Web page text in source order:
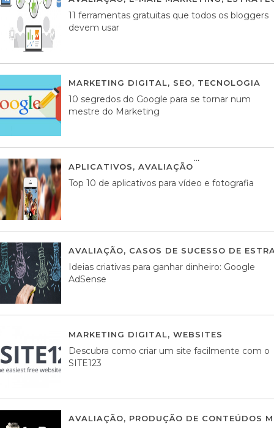
11 ferramentas gratuitas que todos os bloggers
devem usar
MARKETING DIGITAL, SEO, TECNOLOGIA
10 segredos do Google para se tornar num
mestre do Marketing
APLICATIVOS, AVALIAÇÃO
Top 10 de aplicativos para vídeo e fotografia
AVALIAÇÃO, CASOS DE SUCESSO DE
Ideias criativas para ganhar dinheiro: Google
AdSense
MARKETING DIGITAL, WEBSITES
Descubra como criar um site facilmente com o
SITE123
AVALIAÇÃO, PRODUÇÃO DE CONTEÚDOS